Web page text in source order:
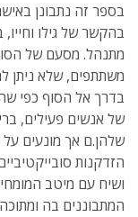
בספר זה נתבונן
בהקשר של גילו
מתנהל. מסעם של
משתתפים, שלא ניתן
בדרך אל הסוף כפי
של אנשים פעילים,
שלהן.ם אך מונעים
הזדקנות
ושיח עם מיטב
המתבוננים בה